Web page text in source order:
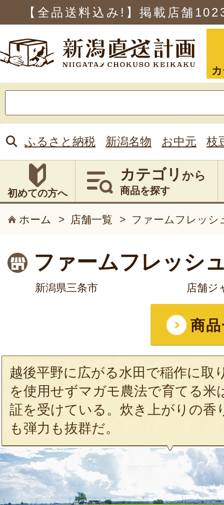
【全品送料込み!】掲載店舗
索:
ふるさと納税 新潟名物 お中元 枝
初めての方へ
カテゴリ から
商品を探す
ホーム > 店舗一覧 > ファームフレッシ
ファームフレッシ
新潟県三条市 店舗ジ
商
越後平野に広がる水田で稲作に取
を使用せずマガモ農法で育てる米
証を受けている。炊き上がりの香
も弾力も抜群だ。